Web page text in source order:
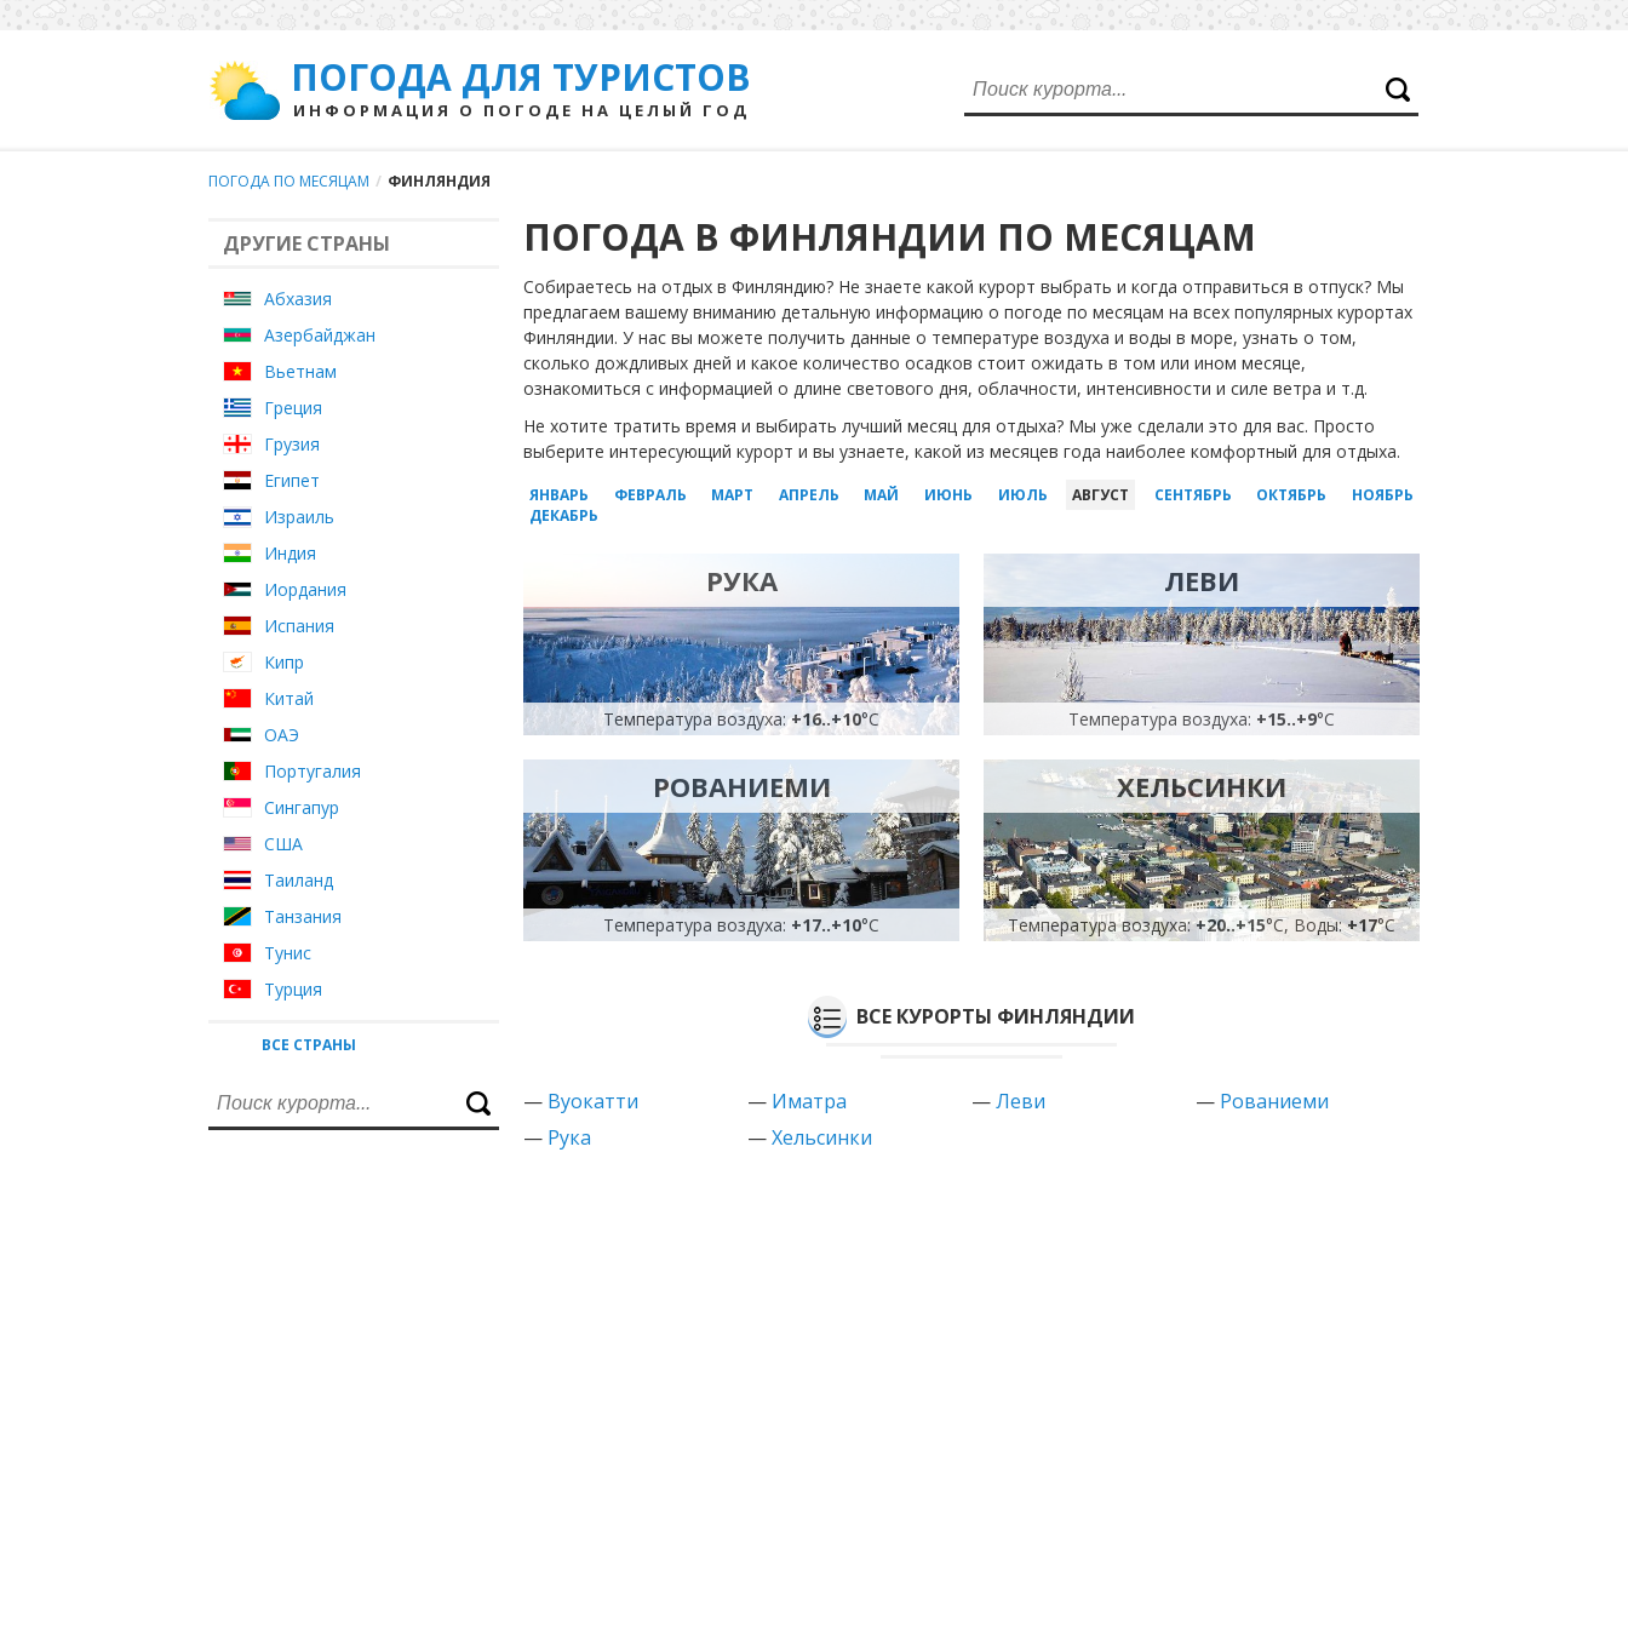
ПОГОДА ДЛЯ ТУРИСТОВ
ИНФОРМАЦИЯ О ПОГОДЕ НА ЦЕЛЫЙ ГОД
ПОГОДА ПО МЕСЯЦАМ / ФИНЛЯНДИЯ
ДРУГИЕ СТРАНЫ
Абхазия
Азербайджан
Вьетнам
Греция
Грузия
Египет
Израиль
Индия
Иордания
Испания
Кипр
Китай
ОАЭ
Португалия
Сингапур
США
Таиланд
Танзания
Тунис
Турция
ВСЕ СТРАНЫ
ПОГОДА В ФИНЛЯНДИИ ПО МЕСЯЦАМ
Собираетесь на отдых в Финляндию? Не знаете какой курорт выбрать и когда отправиться в отпуск? Мы
предлагаем вашему вниманию детальную информацию о погоде по месяцам на всех популярных курортах
Финляндии. У нас вы можете получить данные о температуре воздуха и воды в море, узнать о том,
сколько дождливых дней и какое количество осадков стоит ожидать в том или ином месяце,
ознакомиться с информацией о длине светового дня, облачности, интенсивности и силе ветра и т.д.
Не хотите тратить время и выбирать лучший месяц для отдыха? Мы уже сделали это для вас. Просто
выберите интересующий курорт и вы узнаете, какой из месяцев года наиболее комфортный для отдыха.
ЯНВАРЬ ФЕВРАЛЬ МАРТ АПРЕЛЬ МАЙ ИЮНЬ ИЮЛЬ АВГУСТ СЕНТЯБРЬ ОКТЯБРЬ
НОЯБРЬ
ДЕКАБРЬ
РУКА
Температура воздуха:+16..+10°C
ЛЕВИ
Температура воздуха: +15..+9°C
РОВАНИЕМИ
Температура воздуха: +17..+10°C
ХЕЛЬСИНКИ
Температура воздуха:+20..+15°C, Воды:+17°C
ВСЕ КУРОРТЫ ФИНЛЯНДИИ
— Вуокатти — Иматра —Леви — Рованиеми
— Рука —Хельсинки